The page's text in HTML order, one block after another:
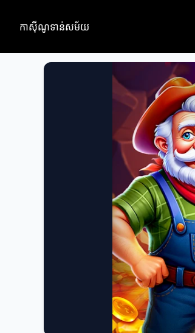
កាស៊ីណូទាន់សម័យ